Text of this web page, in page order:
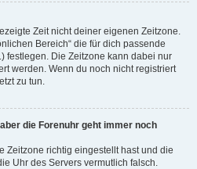
Zeit nicht deiner eigenen Zeitzone.
Bereich“ die für dich passende
festlegen. Die Zeitzone kann dabei nur
werden. Wenn du noch nicht registriert
zu tun.
die Forenuhr geht immer noch
Zeitzone richtig eingestellt hast und die
Uhr des Servers vermutlich falsch.